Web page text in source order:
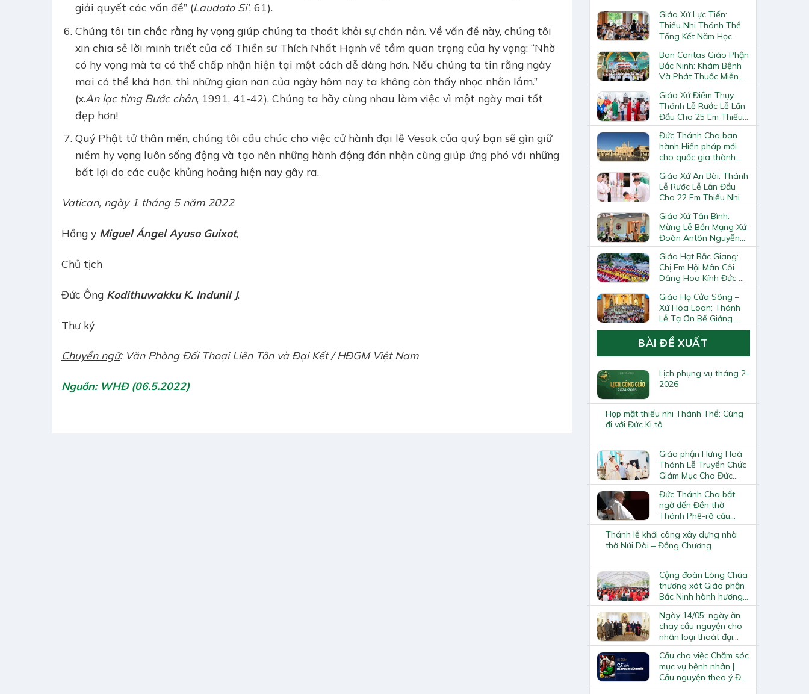
giải quyết các vấn đề” (Laudato Si’, 61).
Chúng tôi tin chắc rằng hy vọng giúp chúng ta thoát khỏi sự chán nản. Về vấn đề này, chúng tôi
xin chia sẻ lời minh triết của cố Thiền sư Thích Nhất Hạnh về tầm quan trọng của hy vọng: “Nhờ
có hy vọng mà ta có thể chấp nhận hiện tại một cách dễ dàng hơn. Nếu chúng ta tin rằng ngày
mai có thể khá hơn, thì những gian nan của ngày hôm nay ta không còn thấy nhọc nhằn lắm.”
(x.An lạc từng Bước chân, 1991, 41-42). Chúng ta hãy cùng nhau làm việc vì một ngày mai tốt
đẹp hơn!
Quý Phật tử thân mến, chúng tôi cầu chúc cho việc cử hành đại lễ Vesak của quý bạn sẽ gìn giữ
niềm hy vọng luôn sống động và tạo nên những hành động đón nhận cùng giúp ứng phó với những
bất lợi do các cuộc khủng hoảng hiện nay gây ra.
Vatican, ngày 1 tháng 5 năm 2022
Hồng y Miguel Ángel Ayuso Guixot,
Chủ tịch
Đức Ông Kodithuwakku K. Indunil J.
Thư ký
Chuyển ngữ: Văn Phòng Đối Thoại Liên Tôn và Đại Kết / HĐGM Việt Nam
Nguồn: WHĐ (06.5.2022)
Giáo Xứ Lực Tiến:
Thiếu Nhi Thánh Thể
Tổng Kết Năm Học
Giáo Lý
Ban Caritas Giáo Phận
Bắc Ninh: Khám Bệnh
Và Phát Thuốc Miễn
Phí Tại Giáo Xứ Đồng
Chương
Giáo Xứ Điềm Thụy:
Thánh Lễ Rước Lễ Lần
Đầu Cho 25 Em Thiếu
Nhi
Đức Thánh Cha ban
hành Hiến pháp mới
cho quốc gia thành
Vatican
Giáo Xứ An Bài: Thánh
Lễ Rước Lễ Lần Đầu
Cho 22 Em Thiếu Nhi
Giáo Xứ Tân Bình:
Mừng Lễ Bổn Mạng Xứ
Đoàn Antôn Nguyễn
Tiến Đích Và Bế Giảng
Năm Học Giáo Lý
2025–2026
Giáo Hạt Bắc Giang:
Chị Em Hội Mân Côi
Dâng Hoa Kính Đức Mẹ
Tại Trung Tâm Thánh
Mẫu Từ Phong
Giáo Họ Cửa Sông –
Xứ Hòa Loan: Thánh
Lễ Tạ Ơn Bế Giảng
Năm Học Giáo Lý Và
Trao Chứng Chỉ Giáo
BÀI ĐỀ XUẤT
Lịch phụng vụ tháng 2-
2026
Họp mặt thiếu nhi Thánh Thể: Cùng
đi với Đức Ki tô
Giáo phận Hưng Hoá
Thánh Lễ Truyền Chức
Giám Mục Cho Đức
Cha Phụ Tá Tân Cử
Phaolô Nguyễn Quang
Đĩnh
Đức Thánh Cha bất
ngờ đến Đền thờ
Thánh Phê-rô cầu
nguyện trước mộ
Thánh Pi-ô X
Thánh lễ khởi công xây dựng nhà
thờ Núi Dài – Đồng Chương
Cộng đoàn Lòng Chúa
thương xót Giáo phận
Bắc Ninh hành hương
Năm Thánh
Ngày 14/05: ngày ăn
chay cầu nguyện cho
nhân loại thoát đại
dịch
Cầu cho việc Chăm sóc
mục vụ bệnh nhân |
Cầu nguyện theo ý Đức
Giáo hoàng tháng